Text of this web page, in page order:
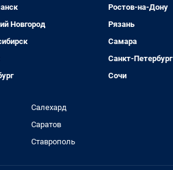
Новгород
Ростов-на-Дону
Рязань
Самара
Санкт-Петербург
Сочи
Салехард
Саратов
Ставрополь